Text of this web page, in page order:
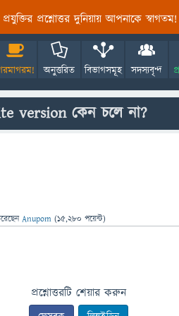
প্রশ্নোত্তর দুনিয়ায় আপনাকে
অনুত্তরিত বিভাগসমূহ সদস্যবৃন্দ
version কেন চলে না?
Anupom (15,280 পয়েন্ট)
প্রশ্নোত্তরটি শেয়ার করুন